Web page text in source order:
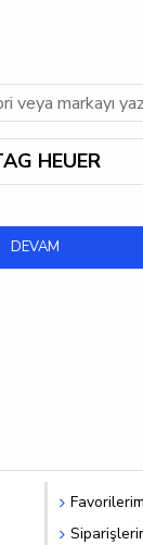
HEUER
DEVAM
Favorilerim